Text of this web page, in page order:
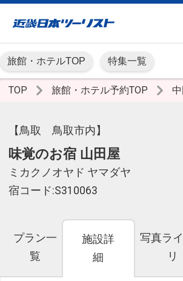
旅館・ホテルTOP 特集一覧
TOP 旅館・ホテル予約TOP
【鳥取 鳥取市内】
味覚のお宿 山田屋
ミカクノオヤド ヤマダヤ
宿コード:S310063
プラン一
覧
施設詳
細
写真ラ
リ